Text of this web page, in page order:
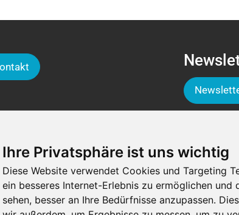
Ihre Privatsphäre ist uns wichtig
Diese Website verwendet Cookies und Targeting
ein besseres Internet-Erlebnis zu ermöglichen und
sehen, besser an Ihre Bedürfnisse anzupassen.
Folge